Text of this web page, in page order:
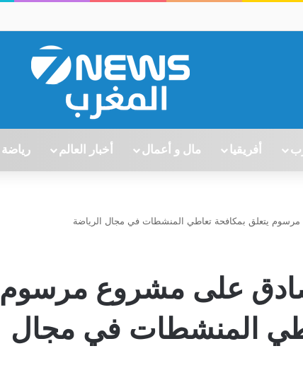
أفريقيا مال و أعمال أخبار العالم رياضة
يتعلق بمكافحة تعاطي المنشطات في مجال الرياضة
على مشروع مرسوم
المنشطات في مجال